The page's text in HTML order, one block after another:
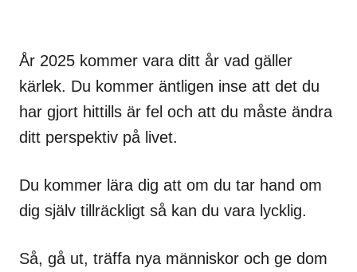
År 2025 kommer vara ditt år vad gäller
kärlek. Du kommer äntligen inse att det du
har gjort hittills är fel och att du måste ändra
ditt perspektiv på livet.
Du kommer lära dig att om du tar hand om
dig själv tillräckligt så kan du vara lycklig.
Så, gå ut, träffa nya människor och ge dom